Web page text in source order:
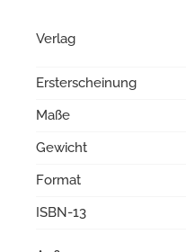
Verlag
Ersterscheinung
Maße
Gewicht
Format
ISBN-13